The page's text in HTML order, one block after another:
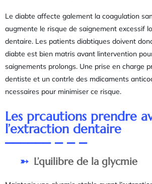
Le diabte affecte galement la coagulation
augmente le risque de saignement excessif
dentaire. Les patients diabtiques doivent
diabte est bien matris avant lintervention
saignements prolongs. Une prise en charge
dentiste et un contrle des mdicaments
ncessaires pour minimiser ce risque.
Les prcautions prendre
l’extraction dentaire
L’quilibre de la glycmie